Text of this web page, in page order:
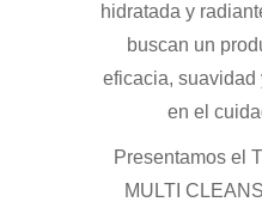
hidratada y
buscan un
eficacia, suavidad
en el
Presentamos el
MULTI